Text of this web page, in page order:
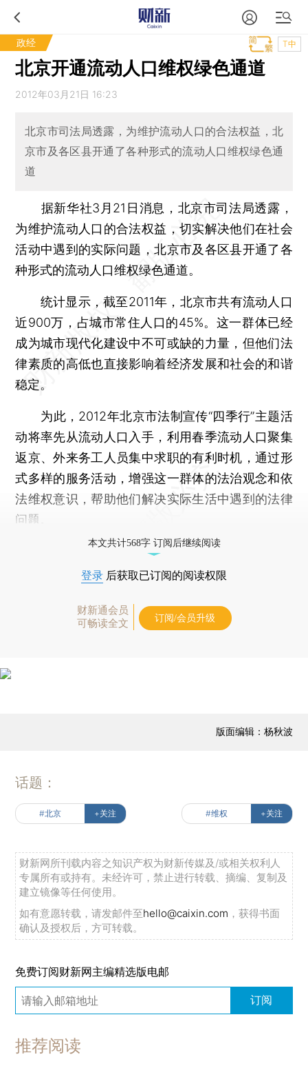
政经 T中
北京开通流动人口维权绿色通道
2012年03月21日 16:23
北京市司法局透露，为维护流动人口的合法权益，北
京市及各区县开通了各种形式的流动人口维权绿色通
道
据新华社3月21日消息，北京市司法局透露，
为维护流动人口的合法权益，切实解决他们在社会
活动中遇到的实际问题，北京市及各区县开通了各
种形式的流动人口维权绿色通道。
统计显示，截至2011年，北京市共有流动人口
近900万，占城市常住人口的45%。这一群体已经
成为城市现代化建设中不可或缺的力量，但他们法
律素质的高低也直接影响着经济发展和社会的和谐
稳定。
为此，2012年北京市法制宣传“四季行”主题活
动将率先从流动人口入手，利用春季流动人口聚集
返京、外来务工人员集中求职的有利时机，通过形
式多样的服务活动，增强这一群体的法治观念和依
法维权意识，帮助他们解决实际生活中遇到的法律
问题。
本文共计568字 订阅后继续阅读
登录 后获取已订阅的阅读权限
财新通会员
可畅读全文
订阅/会员升级
版面编辑：杨秋波
话题：
#北京 +关注 #维权 +关注
财新网所刊载内容之知识产权为财新传媒及/或相关权利人
专属所有或持有。未经许可，禁止进行转载、摘编、复制及
建立镜像等任何使用。
如有意愿转载，请发邮件至hello@caixin.com ，获得书面
确认及授权后，方可转载。
免费订阅财新网主编精选版电邮
订阅
推荐阅读